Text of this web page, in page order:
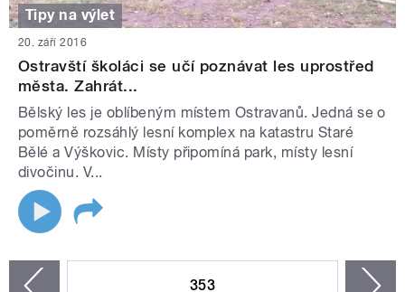
Tipy na výlet
20. září 2016
Ostravští školáci se učí poznávat les uprostřed
města. Zahrát...
Bělský les je oblíbeným místem Ostravanů. Jedná se o
poměrně rozsáhlý lesní komplex na katastru Staré
Bělé a Výškovic. Místy připomíná park, místy lesní
divočinu. V...
353